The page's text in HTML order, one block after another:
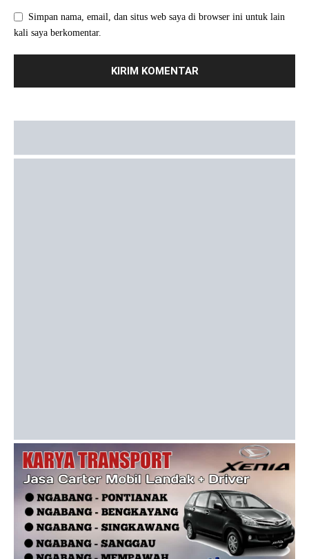
Simpan nama, email, dan situs web saya di browser ini untuk lain
kali saya berkomentar.